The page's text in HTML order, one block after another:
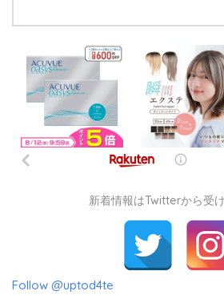
新着情報はTwitterから受
Follow @uptod4te